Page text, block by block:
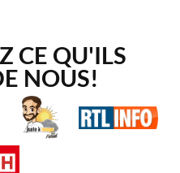
CE QU'ILS
NOUS!